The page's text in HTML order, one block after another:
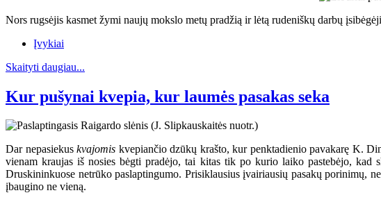
Nors rugsėjis kasmet žymi naujų mokslo metų pradžią ir lėtą rudeniškų darbų
Įvykiai
Skaityti daugiau...
Kur pušynai kvepia, kur laumės pasakas seka
Dar nepasiekuskvajomis kvepiančio dzūkų krašto, kur penktadienio pavakarę K.
vienam kraujas iš nosies bėgti pradėjo, tai kitas tik po kurio laiko pastebėjo,
Druskininkuose netrūko paslaptingumo. Prisiklausius įvairiausių pasakų porinimų,
įbaugino ne vieną.